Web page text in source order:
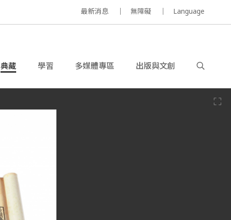
最新消息 無障礙 Language
典藏 學習 多媒體專區 出版與文創